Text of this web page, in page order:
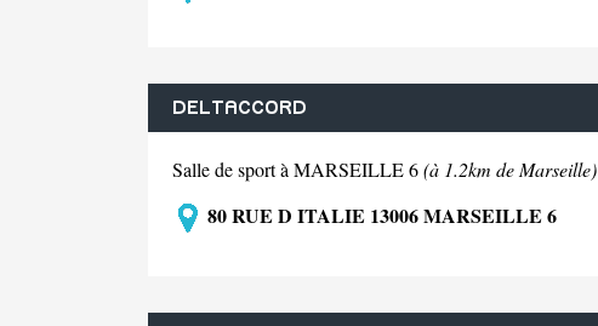
DELTACCORD
Salle de sport à MARSEILLE 6(à 1.2km de Marseille)
80 RUE D ITALIE 13006 MARSEILLE 6